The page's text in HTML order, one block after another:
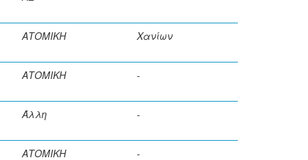
ΑΤΟΜΙΚΗ Χανίων
ΑΤΟΜΙΚΗ -
Άλλη -
ΑΤΟΜΙΚΗ -